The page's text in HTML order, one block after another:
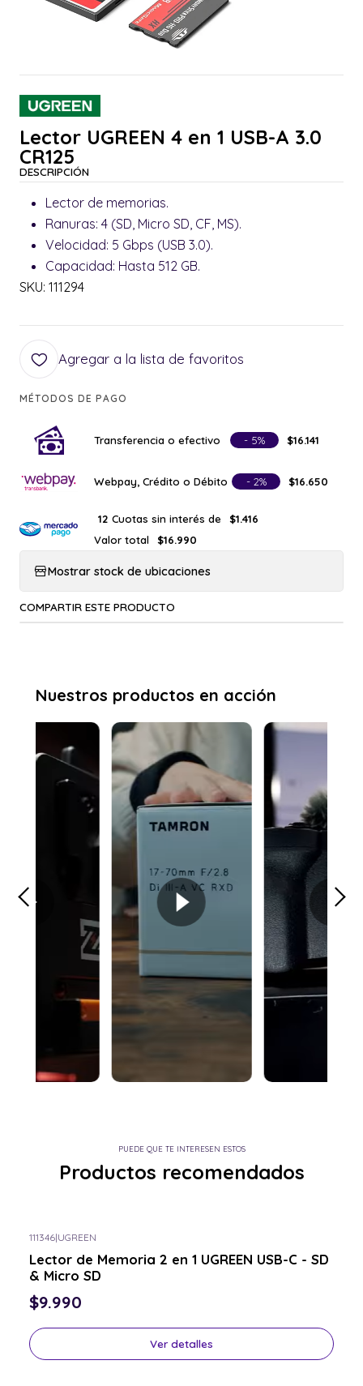
Lector UGREEN 4 en 1 USB-A 3.0
CR125
DESCRIPCIÓN
Lector de memorias.
Ranuras: 4 (SD, Micro SD, CF, MS).
Velocidad: 5 Gbps (USB 3.0).
Capacidad: Hasta 512 GB.
SKU: 111294
Agregar a la lista de favoritos
MÉTODOS DE PAGO
Transferencia o efectivo - 5% $16.141
Webpay, Crédito o Débito - 2% $16.650
12 Cuotas sin interés de
$1.416
Valor total
$16.990
Mostrar stock de ubicaciones
COMPARTIR ESTE PRODUCTO
PUEDE QUE TE INTERESEN ESTOS
Productos recomendados
111346|UGREEN
Lector de Memoria 2 en 1 UGREEN USB-C - SD
& Micro SD
$9.990
Ver detalles